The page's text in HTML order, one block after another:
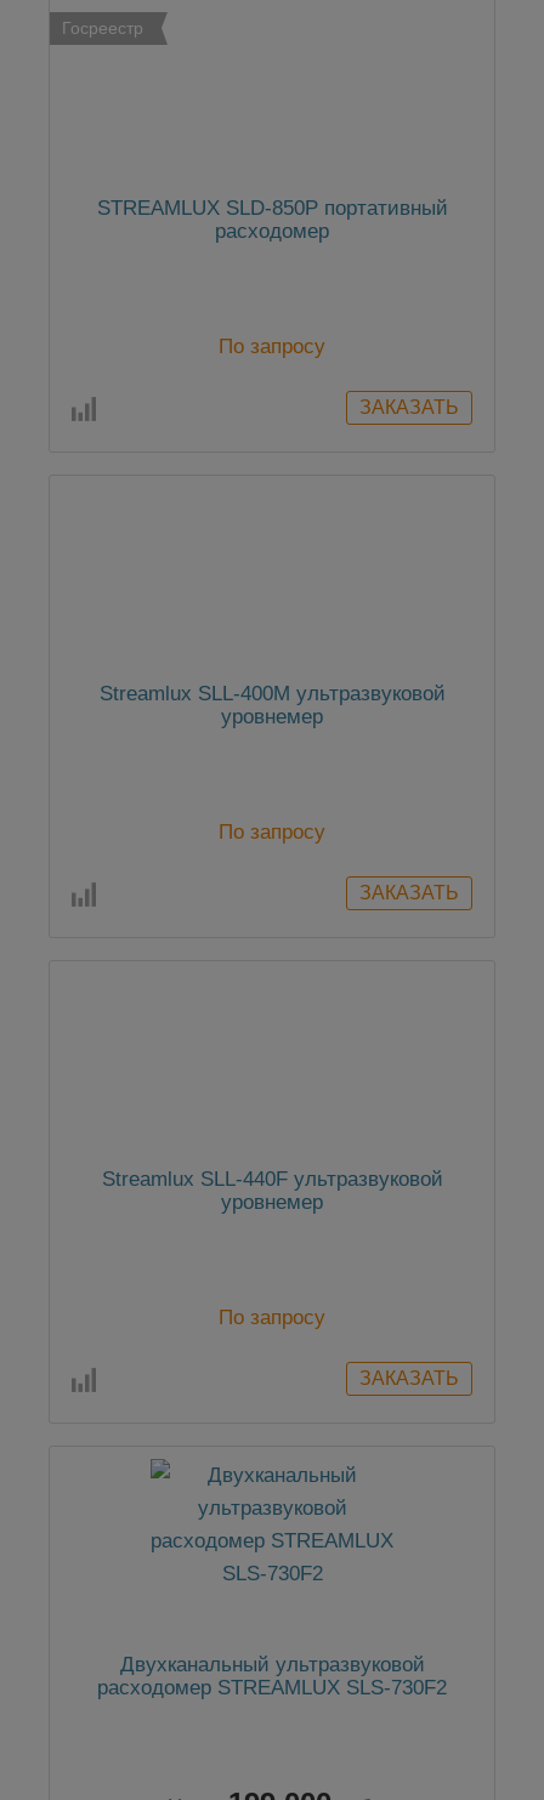
Госреестр
STREAMLUX SLD-850P портативный
расходомер
По запросу
Streamlux SLL-400M ультразвуковой
уровнемер
По запросу
Streamlux SLL-440F ультразвуковой
уровнемер
По запросу
Двухканальный ультразвуковой
расходомер STREAMLUX SLS-730F2